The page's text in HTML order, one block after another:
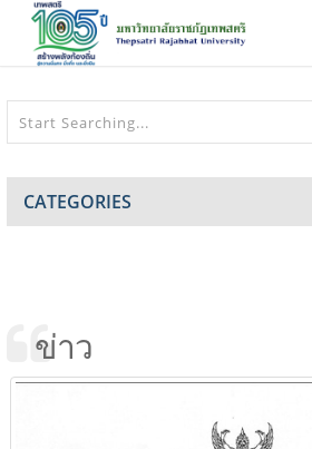
CATEGORIES
ข่าว